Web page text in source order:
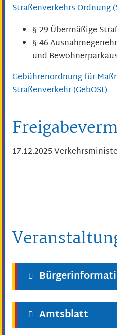
Straßenverkehrs-Ordnung
§ 29 Übermäßige
§ 46
und
Gebührenordnung für
Straßenverkehr (GebOSt)
17.12.2025
Amtsblatt